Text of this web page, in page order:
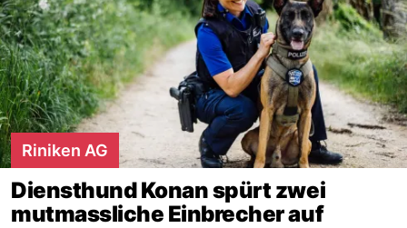
Riniken AG
Diensthund Konan spürt zwei
mutmassliche Einbrecher auf